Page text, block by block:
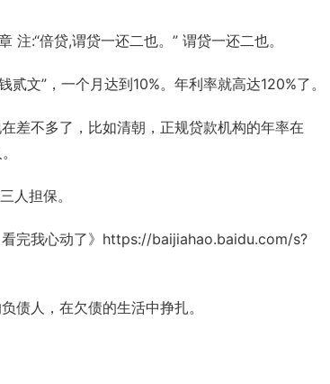
注:“倍贷,谓贷一还二也。” 谓贷一还二也。
文”，一个月达到10%。年利率就高达120%了。
差不多了，比如清朝 ，正规贷款机构的年率在
人担保。
看完我心动了》https://baijiahao.baidu.com/s?
债人，在欠债的生活中挣扎。